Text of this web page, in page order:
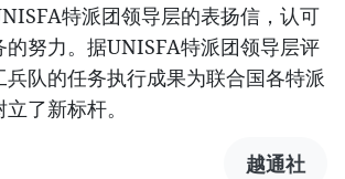
特派团领导层的表扬信，认可
的努力。据UNISFA特派团领导层评
队的任务执行成果为联合国各特派
了新标杆。
越通社